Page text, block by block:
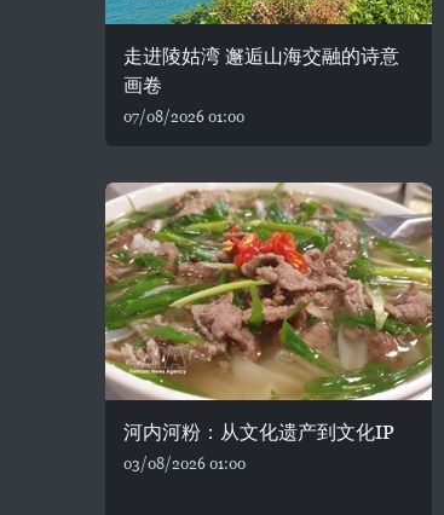
走进陵姑湾 邂逅山海交融的诗意
画卷
07/08/2026 01:00
河内河粉：从文化遗产到文化IP
03/08/2026 01:00